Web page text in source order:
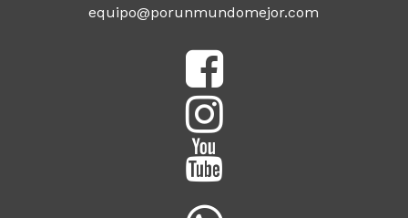
equipo@porunmundomejor.com